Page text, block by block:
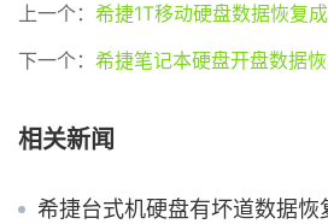
上一个： 希捷1T移动硬盘数据恢复
下一个： 希捷笔记本硬盘开盘数据
相关新闻
希捷台式机硬盘有坏道数据恢